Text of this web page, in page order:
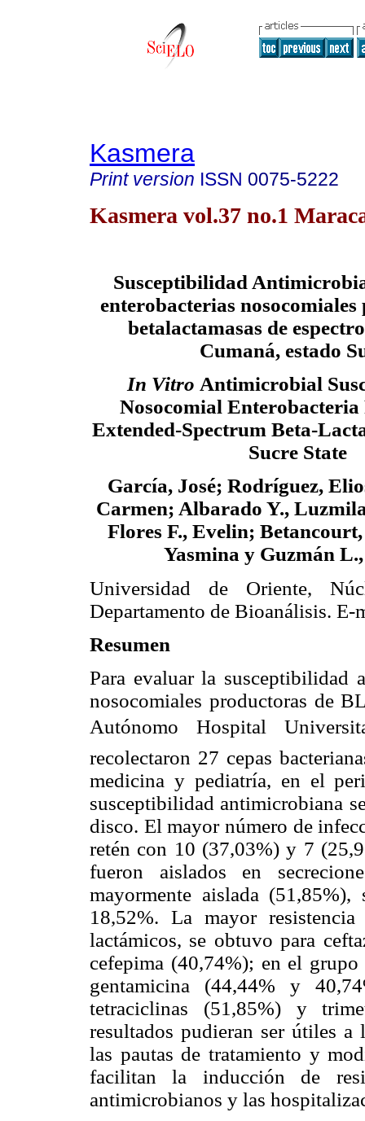
Kasmera
Print version ISSN 0075-5222
Kasmera vol.37 no.1
Susceptibilidad
enterobacterias
betalactamasas de
Cumaná, estado
In Vitro Antimicrobial
Nosocomial Enterobacteria
Extended-Spectrum Beta-
Sucre State
García, José; Rodríguez,
Carmen; Albarado Y.,
Flores F., Evelin;
Yasmina y Guzmán
Universidad de Oriente,
Departamento de Bioanálisis.
Resumen
Para evaluar la susceptibilidad
nosocomiales productoras de
Autónomo Hospital
recolectaron 27 cepas
medicina y pediatría, en el
susceptibilidad antimicrobiana
disco. El mayor número de
retén con 10 (37,03%) y 7
fueron aislados en
mayormente aislada
18,52%. La mayor
lactámicos, se obtuvo para
cefepima (40,74%); en el
gentamicina (44,44% y
tetraciclinas (51,85%) y
resultados pudieran ser útiles a
las pautas de tratamiento y
facilitan la inducción de
antimicrobianos y las